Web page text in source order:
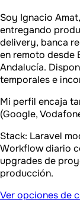
Soy Ignacio
entregando
delivery, banca
en remoto desde
Andalucía.
temporales e
Mi perfil encaja
(Google,
Stack: Laravel
Workflow diario
upgrades de
producción.
Ver opciones de